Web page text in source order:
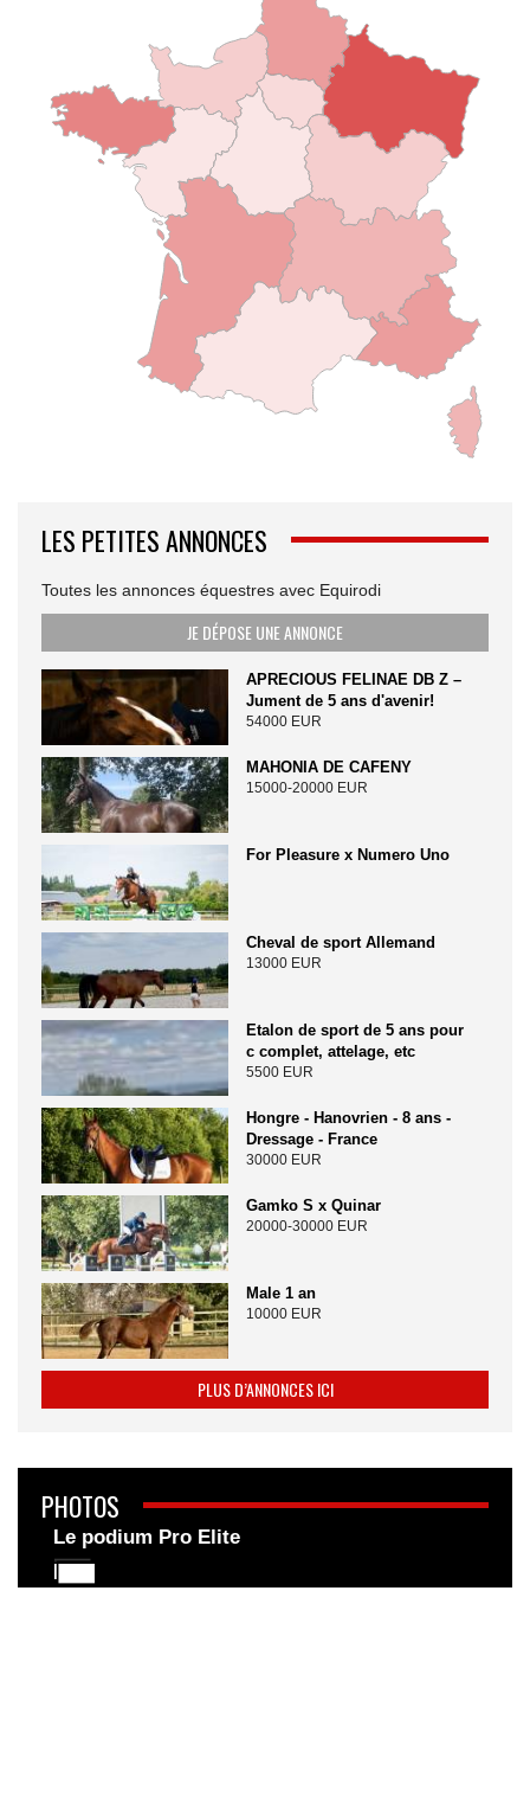
LES PETITES ANNONCES
Toutes les annonces équestres avec Equirodi
JE DÉPOSE UNE ANNONCE
APRECIOUS FELINAE DB Z –
Jument de 5 ans d'avenir!
54000 EUR
MAHONIA DE CAFENY
15000-20000 EUR
For Pleasure x Numero Uno
Cheval de sport Allemand
13000 EUR
Etalon de sport de 5 ans pour
c complet, attelage, etc
5500 EUR
Hongre - Hanovrien - 8 ans -
Dressage - France
30000 EUR
Gamko S x Quinar
20000-30000 EUR
Male 1 an
10000 EUR
PLUS D’ANNONCES ICI
PHOTOS
Le podium Pro Elite